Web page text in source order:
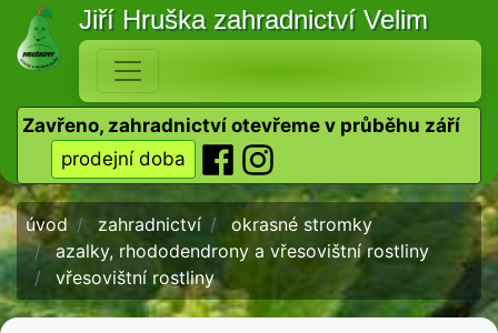
Jiří Hruška zahradnictví Velim
Zavřeno, zahradnictví otevřeme v průběhu září
prodejní doba
úvod zahradnictví
okrasné stromky
azalky, rhododendrony a vřesovištní rostliny
vřesovištní rostliny